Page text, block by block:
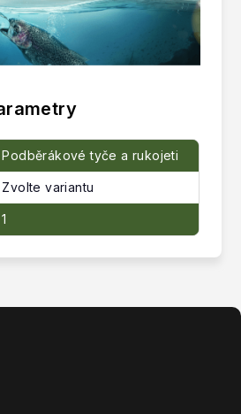
Podběrákové tyče a rukojeti
Zvolte variantu
1